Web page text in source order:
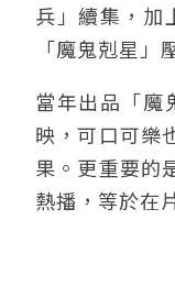
兵」續集，加
「魔鬼剋星
當年出品「魔
映，可口可樂
果。更重要的
熱播，等於在